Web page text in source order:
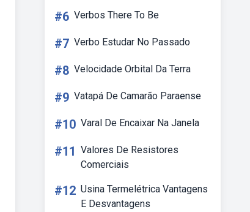
#6 Verbos There To Be
#7 Verbo Estudar No Passado
#8 Velocidade Orbital Da Terra
#9 Vatapá De Camarão Paraense
#10 Varal De Encaixar Na Janela
#11 Valores De Resistores
Comerciais
#12 Usina Termelétrica Vantagens
E Desvantagens